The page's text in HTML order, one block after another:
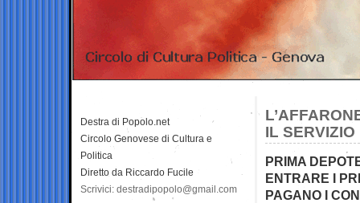
IL SERVIZIO
PRIMA
ENTRARE I
PAGANO I
Destra di Popolo.net
Circolo Genovese di Cultura e
Politica
Diretto da Riccardo Fucile
Scrivici: destradipopolo@gmail.com